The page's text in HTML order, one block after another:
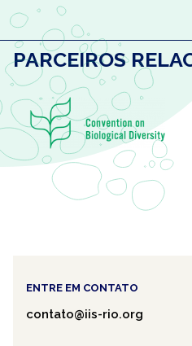
PARCEIROS
ENTRE EM CONTATO
contato@iis-rio.org